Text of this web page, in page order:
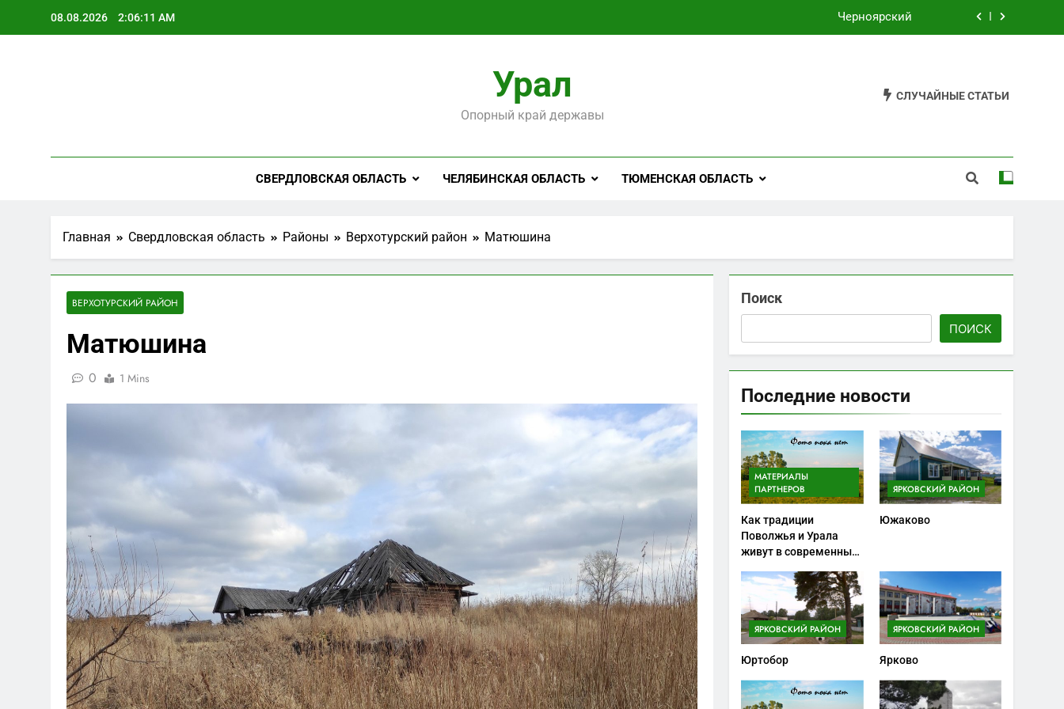
08.08.2026 2:06:12 AM Черноярский
Староуткинск
Черноярский
Урал
Опорный край державы
СЛУЧАЙНЫЕ СТАТЬИ
СВЕРДЛОВСКАЯ ОБЛАСТЬ ЧЕЛЯБИНСКАЯ ОБЛАСТЬ ТЮМЕНСКАЯ ОБЛАСТЬ
Главная Свердловская область Районы Верхотурский район Матюшина
ВЕРХОТУРСКИЙ РАЙОН
Матюшина
0 1 Mins
Поиск
ПОИСК
Последние новости
МАТЕРИАЛЫ
ПАРТНЕРОВ
Как традиции
Поволжья и Урала
живут в современных
ЯРКОВСКИЙ РАЙОН
Южаково
ЯРКОВСКИЙ РАЙОН
Юртобор
ЯРКОВСКИЙ РАЙОН
Ярково